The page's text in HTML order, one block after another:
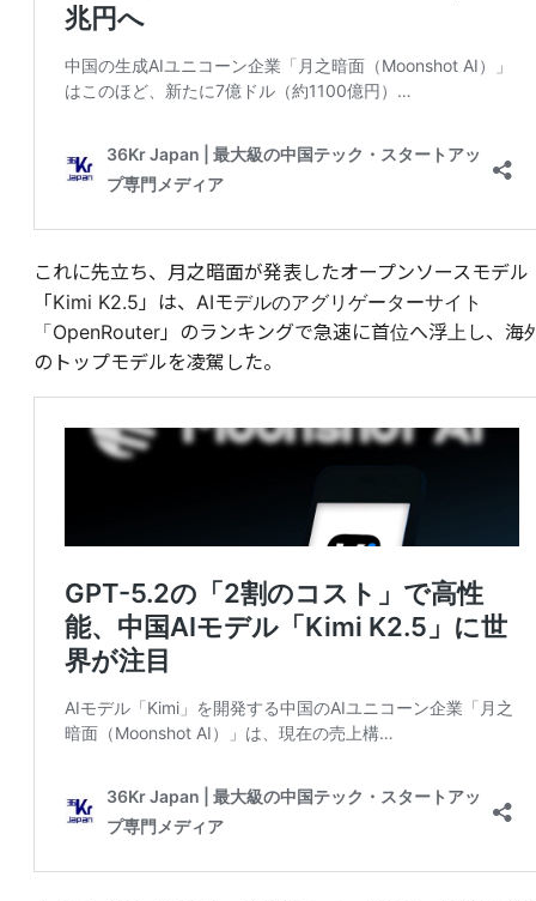
これに先立ち、月之暗面が発表したオープンソースモデル
「Kimi K2.5」は、AIモデルのアグリゲーターサイト
「OpenRouter」のランキングで急速に首位へ浮上し、海
のトップモデルを凌駕した。